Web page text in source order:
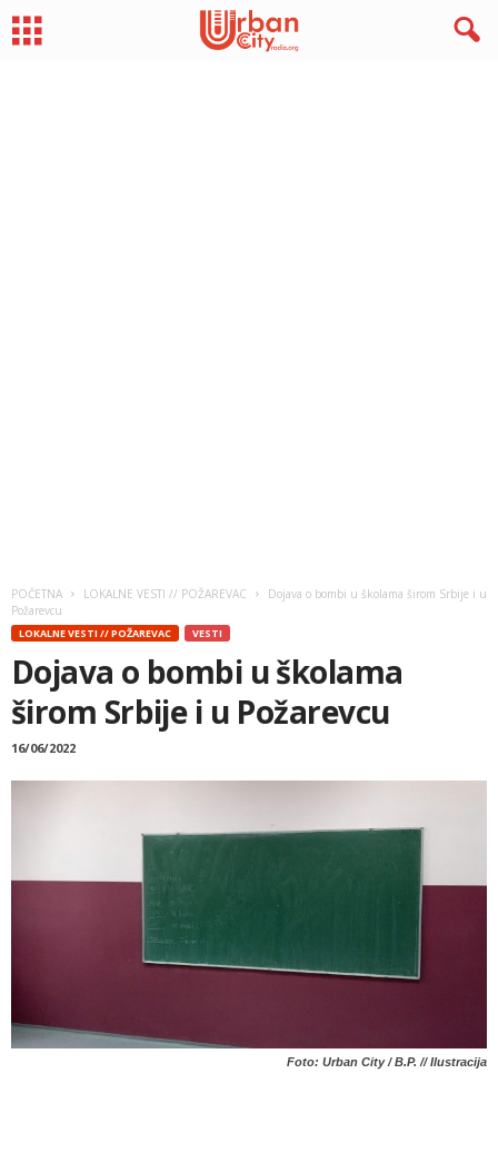
POČETNA LOKALNE VESTI // POŽAREVAC
Dojava o bombi u školama širom Srbije i u
Požarevcu
LOKALNE VESTI // POŽAREVAC VESTI
Dojava o bombi u školama
širom Srbije i u Požarevcu
16/06/2022
Foto: Urban City / B.P. // Ilustracija